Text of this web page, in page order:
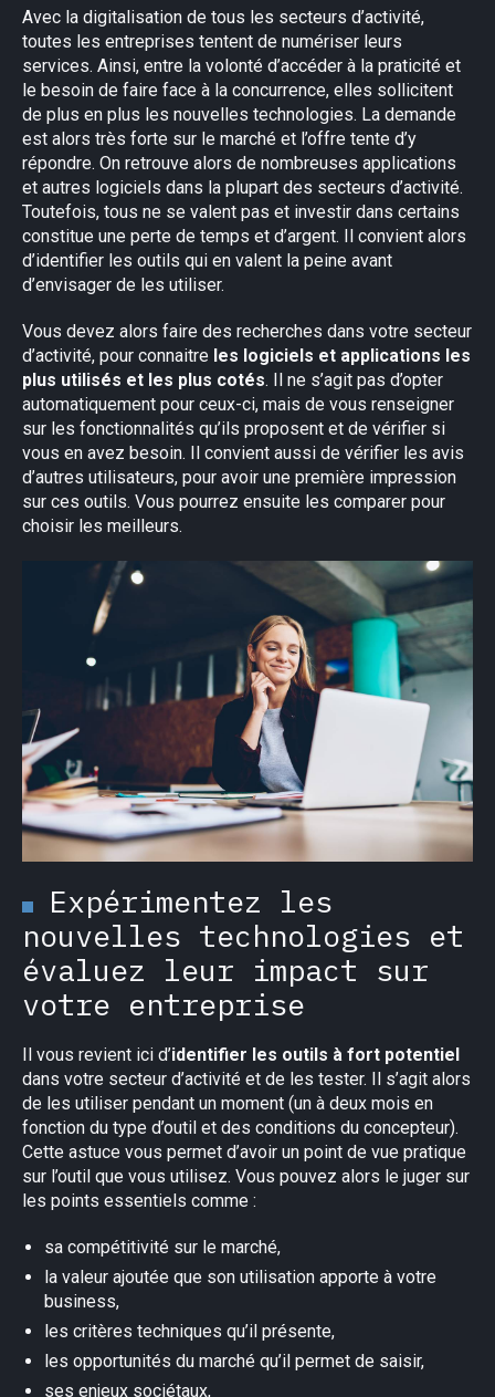
Avec la digitalisation de tous les secteurs d’activité,
toutes les entreprises tentent de numériser leurs
services. Ainsi, entre la volonté d’accéder à la praticité et
le besoin de faire face à la concurrence, elles sollicitent
de plus en plus les nouvelles technologies. La demande
est alors très forte sur le marché et l’offre tente d’y
répondre. On retrouve alors de nombreuses applications
et autres logiciels dans la plupart des secteurs d’activité.
Toutefois, tous ne se valent pas et investir dans certains
constitue une perte de temps et d’argent. Il convient alors
d’identifier les outils qui en valent la peine avant
d’envisager de les utiliser.
Vous devez alors faire des recherches dans votre secteur
d’activité, pour connaitre les logiciels et applications les
plus utilisés et les plus cotés. Il ne s’agit pas d’opter
automatiquement pour ceux-ci, mais de vous renseigner
sur les fonctionnalités qu’ils proposent et de vérifier si
vous en avez besoin. Il convient aussi de vérifier les avis
d’autres utilisateurs, pour avoir une première impression
sur ces outils. Vous pourrez ensuite les comparer pour
choisir les meilleurs.
Expérimentez les
nouvelles technologies et
évaluez leur impact sur
votre entreprise
Il vous revient ici d’identifier les outils à fort potentiel
dans votre secteur d’activité et de les tester. Il s’agit alors
de les utiliser pendant un moment (un à deux mois en
fonction du type d’outil et des conditions du concepteur).
Cette astuce vous permet d’avoir un point de vue pratique
sur l’outil que vous utilisez. Vous pouvez alors le juger sur
les points essentiels comme :
sa compétitivité sur le marché,
la valeur ajoutée que son utilisation apporte à votre
business,
les critères techniques qu’il présente,
les opportunités du marché qu’il permet de saisir,
ses enjeux sociétaux,
×